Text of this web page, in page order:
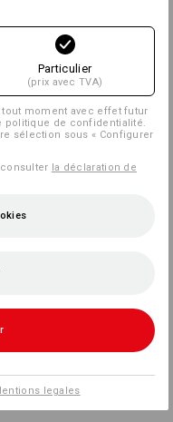
Particulier
(prix avec TVA)
moment avec effet futur
politique de confidentialité.
sélection sous « Configurer
la déclaration de
legales